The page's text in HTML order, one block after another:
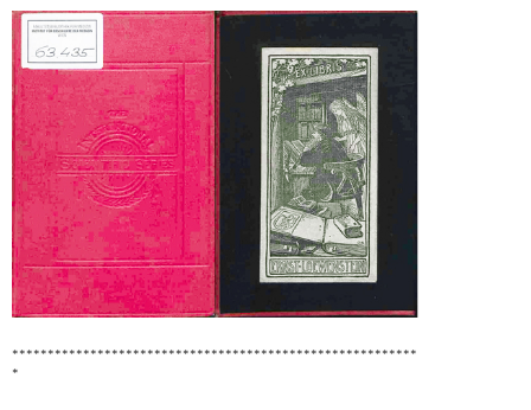
*********************************************************
*